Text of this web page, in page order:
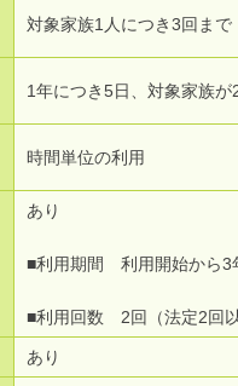
対象家族1人につき3回まで
1年につき5日、対象家族
時間単位の利用
あり
■利用期間 利用開始から3
■利用回数 2回（法定2回
あり